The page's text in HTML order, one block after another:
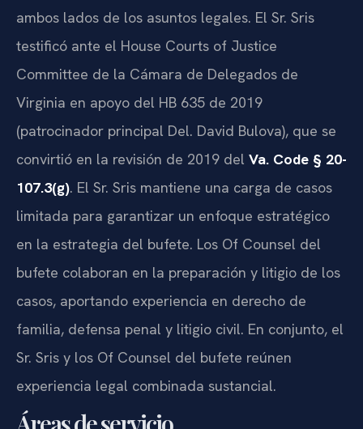
ambos lados de los asuntos legales. El Sr. Sris
testificó ante el House Courts of Justice
Committee de la Cámara de Delegados de
Virginia en apoyo del HB 635 de 2019
(patrocinador principal Del. David Bulova), que se
convirtió en la revisión de 2019 del Va. Code § 20-
107.3(g). El Sr. Sris mantiene una carga de casos
limitada para garantizar un enfoque estratégico
en la estrategia del bufete. Los Of Counsel del
bufete colaboran en la preparación y litigio de los
casos, aportando experiencia en derecho de
familia, defensa penal y litigio civil. En conjunto, el
Sr. Sris y los Of Counsel del bufete reúnen
experiencia legal combinada sustancial.